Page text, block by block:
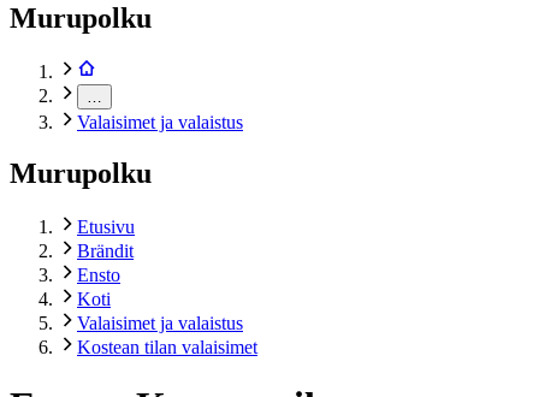
Murupolku
Valaisimet ja valaistus
Murupolku
Etusivu
Brändit
Ensto
Koti
Valaisimet ja valaistus
Kostean tilan valaisimet